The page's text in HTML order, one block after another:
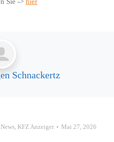
Schnackertz
, KFZ Anzeiger Mai 27, 2026